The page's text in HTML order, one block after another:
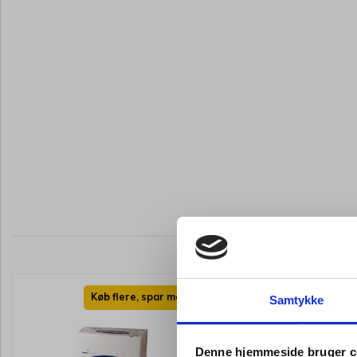
Samtykke
Denne hjemmeside bruger
Køb flere, spar mere Køb flere,